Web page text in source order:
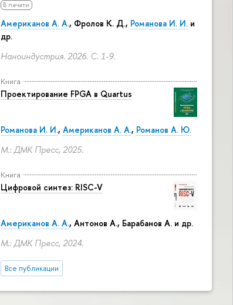
В печати
Американов А. А., Фролов К. Д., Романова И. И. и
др.
Наноиндустрия. 2026. С. 1-9.
Книга
Проектирование FPGA в Quartus
Романова И. И., Американов А. А., Романов А. Ю.
М.: ДМК Пресс, 2025.
Книга
Цифровой синтез: RISC-V
Американов А. А., Антонов А., Барабанов А. и др.
М.: ДМК Пресс, 2024.
Все публикации